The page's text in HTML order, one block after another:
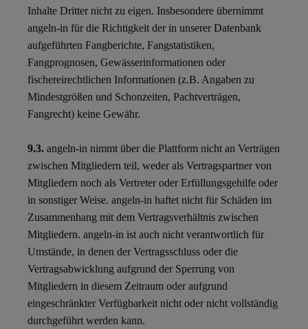
Inhalte Dritter nicht zu eigen. Insbesondere übernimmt
angeln-in für die Richtigkeit der in unserer Datenbank
aufgeführten Fangberichte, Fangstatistiken,
Fangprognosen, Gewässerinformationen oder
fischereirechtlichen Informationen (z.B. Angaben zu
Mindestgrößen und Schonzeiten, Pachtverträgen,
Fangrecht) keine Gewähr.
9.3. angeln-in nimmt über die Plattform nicht an Verträgen
zwischen Mitgliedern teil, weder als Vertragspartner von
Mitgliedern noch als Vertreter oder Erfüllungsgehilfe oder
in sonstiger Weise. angeln-in haftet nicht für Schäden im
Zusammenhang mit dem Vertragsverhältnis zwischen
Mitgliedern. angeln-in ist auch nicht verantwortlich für
Umstände, in denen der Vertragsschluss oder die
Vertragsabwicklung aufgrund der Sperrung von
Mitgliedern in diesem Zeitraum oder aufgrund
eingeschränkter Verfügbarkeit nicht oder nicht vollständig
durchgeführt werden kann.